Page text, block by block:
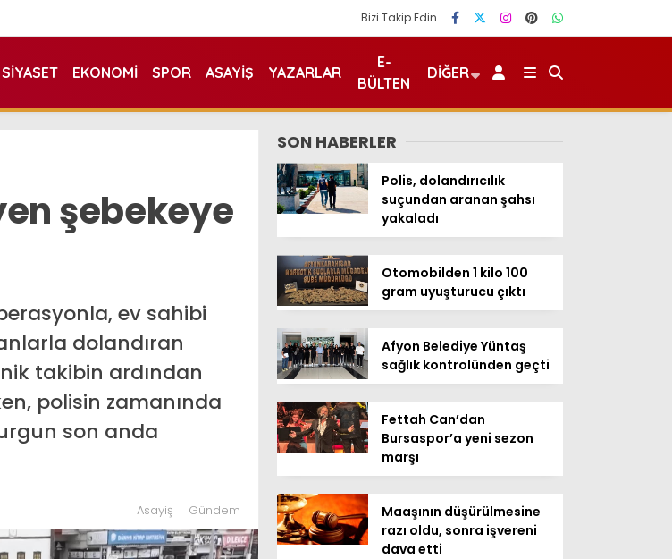
Bizi Takip Edin
SIYASET EKONOMI SPOR ASAYIŞ YAZARLAR
E-
BÜLTEN
DIĞER
şebekeye
ev sahibi
dolandıran
takibin ardından
polisin zamanında
son anda
Asayiş Gündem
SON HABERLER
Polis, dolandırıcılık
suçundan aranan şahsı
yakaladı
Otomobilden 1 kilo 100
gram uyuşturucu çıktı
Afyon Belediye Yüntaş
sağlık kontrolünden geçti
Fettah Can’dan
Bursaspor’a yeni sezon
marşı
Maaşının düşürülmesine
razı oldu, sonra işvereni
dava etti